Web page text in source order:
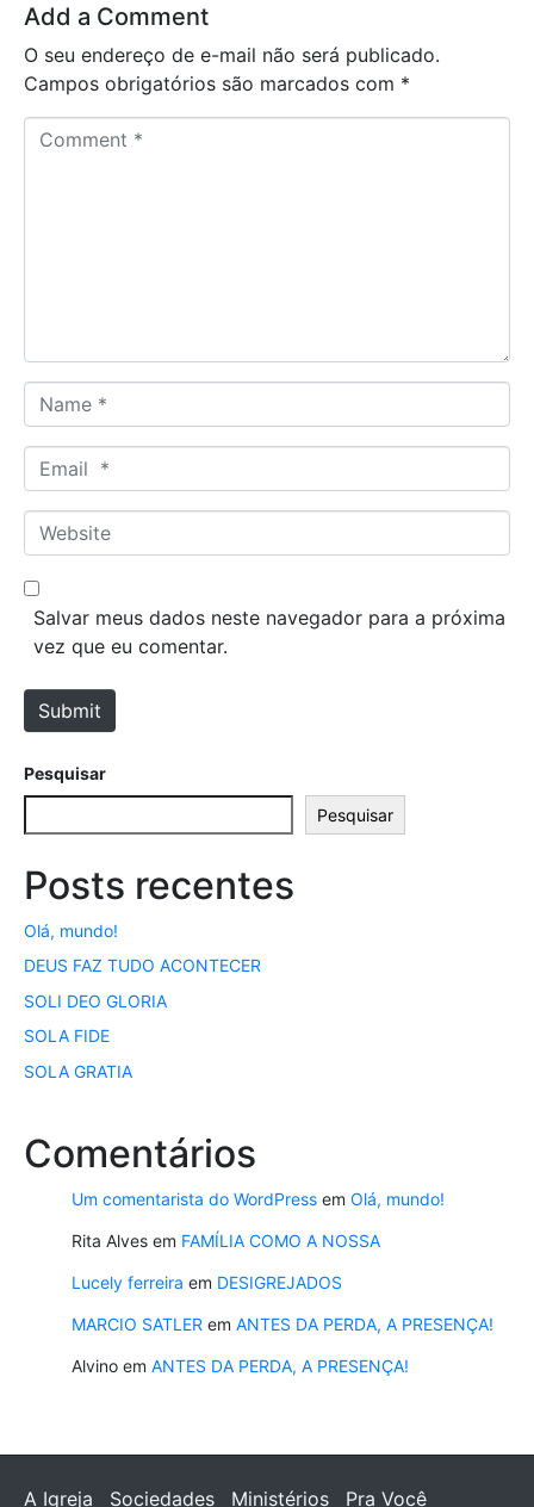
Add a Comment
O seu endereço de e-mail não será publicado.
Campos obrigatórios são marcados com *
a
m
*
m
a
*
W
e
b
e
Salvar meus dados neste navegador para a próxima
vez que eu comentar.
Submit
Pesquisar
Pesquisar
Posts recentes
Olá, mundo!
DEUS FAZ TUDO ACONTECER
SOLI DEO GLORIA
SOLA FIDE
SOLA GRATIA
Comentários
Um comentarista do WordPress em Olá, mundo!
Rita Alves em FAMÍLIA COMO A NOSSA
Lucely ferreira em DESIGREJADOS
MARCIO SATLER em ANTES DA PERDA, A PRESENÇA!
Alvino em ANTES DA PERDA, A PRESENÇA!
A Igreja Sociedades Ministérios Pra Você